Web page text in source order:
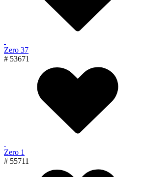
Zero 37
# 53671
Zero 1
# 55711